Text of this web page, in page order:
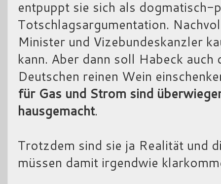
entpuppt sie sich als
Totschlagsargumentation.
Minister und Vizebundeskanzler
kann. Aber dann soll Habeck
Deutschen reinen Wein
für Gas und Strom sind
hausgemacht.
Trotzdem sind sie ja Realität und
müssen damit irgendwie